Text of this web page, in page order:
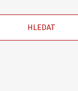
HLEDAT